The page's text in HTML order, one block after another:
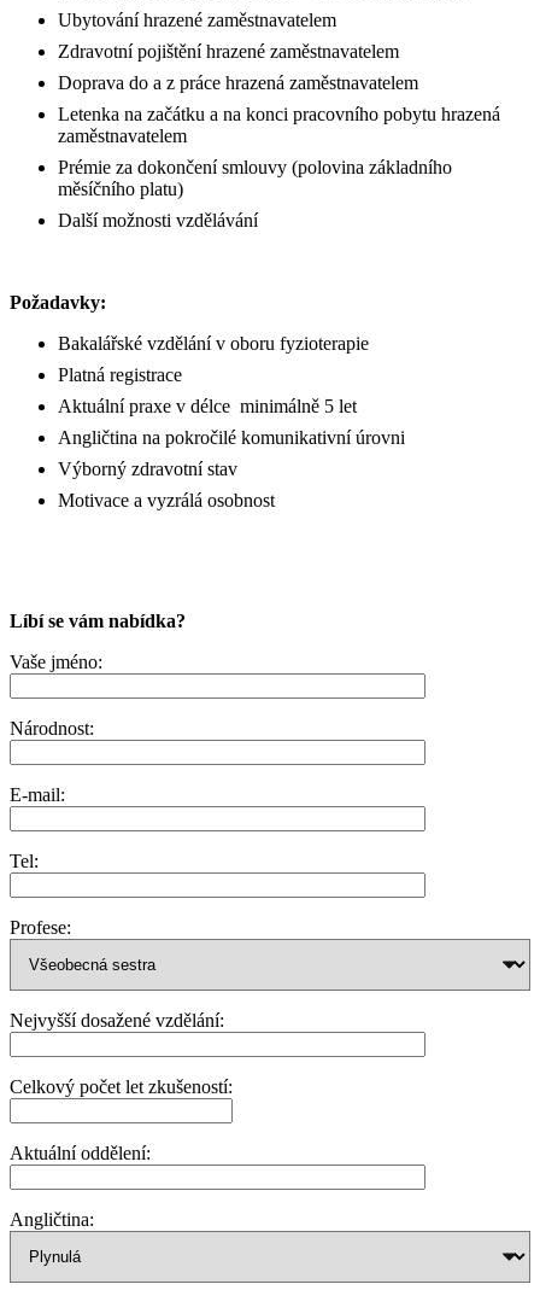
Ubytování hrazené zaměstnavatelem
Zdravotní pojištění hrazené zaměstnavatelem
Doprava do a z práce hrazená zaměstnavatelem
Letenka na začátku a na konci pracovního pobytu hrazená
zaměstnavatelem
Prémie za dokončení smlouvy (polovina základního
měsíčního platu)
Další možnosti vzdělávání
Požadavky:
Bakalářské vzdělání v oboru fyzioterapie
Platná registrace
Aktuální praxe v délce minimálně 5 let
Angličtina na pokročilé komunikativní úrovni
Výborný zdravotní stav
Motivace a vyzrálá osobnost
Líbí se vám nabídka?
Vaše jméno:
Národnost:
E-mail:
Tel:
Profese:
Nejvyšší dosažené vzdělání:
Celkový počet let zkušeností:
Aktuální oddělení:
Angličtina: